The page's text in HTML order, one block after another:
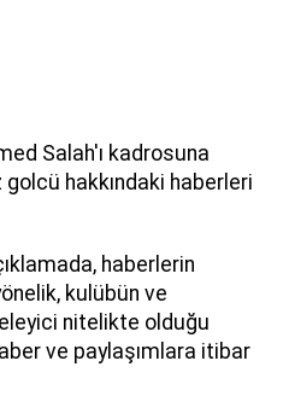
Salah'ı kadrosuna
golcü hakkındaki haberleri
haberlerin
kulübün ve
nitelikte olduğu
ve paylaşımlara itibar